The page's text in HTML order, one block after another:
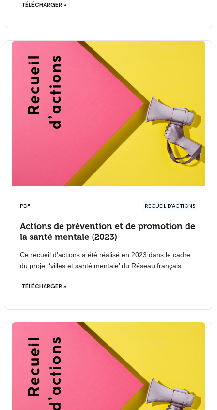
TÉLÉCHARGER »
PDF RECUEIL D'ACTIONS
Actions de prévention et de promotion de
la santé mentale (2023)
Ce recueil d’actions a été réalisé en 2023 dans le cadre
du projet ‘villes et santé mentale’ du Réseau français …
TÉLÉCHARGER »